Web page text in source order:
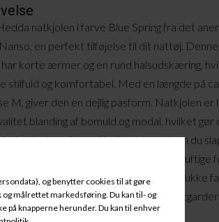
natkjolen i farve Blue Spring fra det
en perfekt tilføjelse til dit nattøj.
korte ærmer og en rund halsudskæring,
stilfuld og komfortabel. Med en længde på
M, giver den en dejlig pasform. Natkjolen er
blanding af bomuld og modal, hvilket gør
og behagelig mod huden. Uanset om du
eller sover, vil du nyde den lette og luftige
kjole tilbyder. Den kommer i den smukke
der bringer et friskt pust ind i din